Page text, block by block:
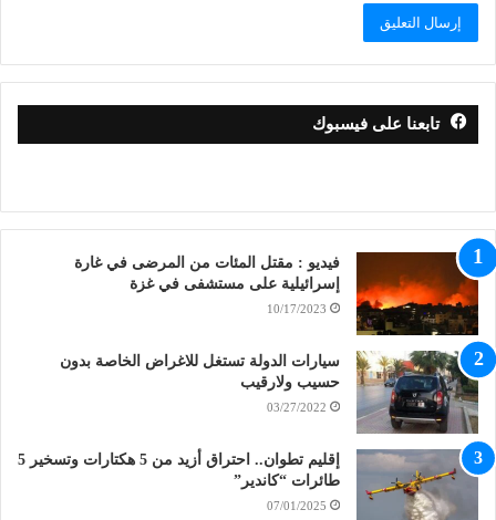
تابعنا على فيسبوك
فيديو : مقتل المئات من المرضى في غارة
إسرائيلية على مستشفى في غزة
10/17/2023
سيارات الدولة تستغل للاغراض الخاصة بدون
حسيب ولارقيب
03/27/2022
إقليم تطوان.. احتراق أزيد من 5 هكتارات وتسخير 5
طائرات “كاندير”
07/01/2025